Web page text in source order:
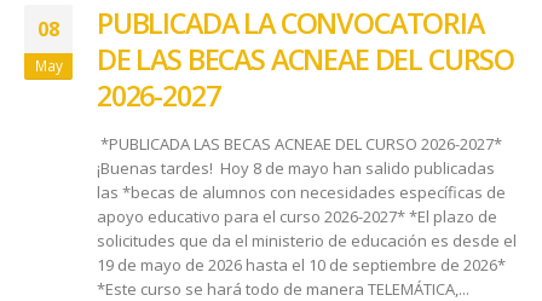
08
May
PUBLICADA LA CONVOCATORIA
DE LAS BECAS ACNEAE DEL CURSO
2026-2027
*PUBLICADA LAS BECAS ACNEAE DEL CURSO 2026-2027*
¡Buenas tardes! Hoy 8 de mayo han salido publicadas
las *becas de alumnos con necesidades específicas de
apoyo educativo para el curso 2026-2027* *El plazo de
solicitudes que da el ministerio de educación es desde el
19 de mayo de 2026 hasta el 10 de septiembre de 2026*
*Este curso se hará todo de manera TELEMÁTICA,...